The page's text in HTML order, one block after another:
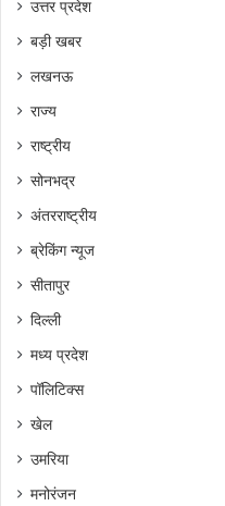
उत्तर प्रदेश
बड़ी खबर
लखनऊ
राज्य
राष्ट्रीय
सोनभद्र
अंतरराष्ट्रीय
ब्रेकिंग न्यूज
सीतापुर
दिल्ली
मध्य प्रदेश
पॉलिटिक्स
खेल
उमरिया
मनोरंजन